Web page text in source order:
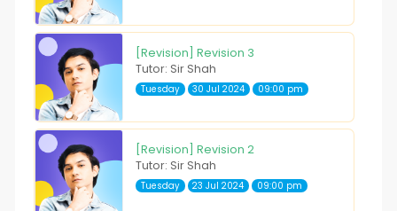
[Revision] Revision 3
Tutor: Sir Shah
Tuesday 30 Jul 2024 09:00 pm
[Revision] Revision 2
Tutor: Sir Shah
Tuesday 23 Jul 2024 09:00 pm